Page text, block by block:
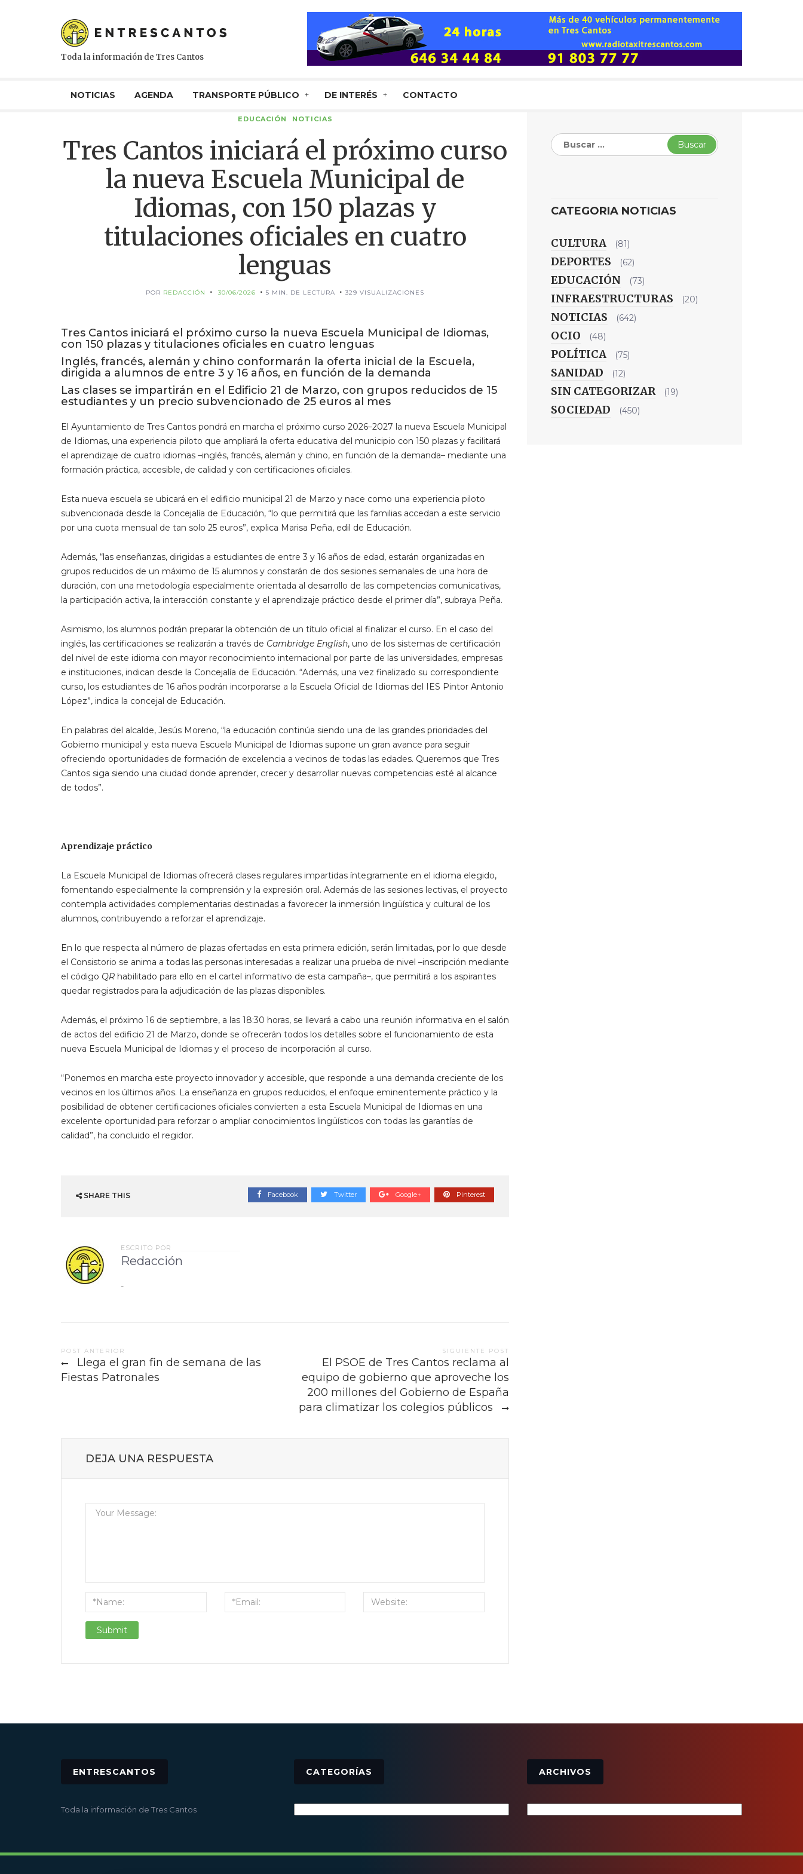
Toda la información de Tres Cantos
NOTICIAS AGENDA TRANSPORTE PÚBLICO DE INTERÉS CONTACTO
EDUCACIÓN NOTICIAS
Tres Cantos iniciará el próximo curso
la nueva Escuela Municipal de
Idiomas, con 150 plazas y
titulaciones oficiales en cuatro
lenguas
POR REDACCIÓN 30/06/2026 5 MIN. DE LECTURA 329 VISUALIZACIONES
Tres Cantos iniciará el próximo curso la nueva Escuela Municipal de Idiomas,
con 150 plazas y titulaciones oficiales en cuatro lenguas
Inglés, francés, alemán y chino conformarán la oferta inicial de la Escuela,
dirigida a alumnos de entre 3 y 16 años, en función de la demanda
Las clases se impartirán en el Edificio 21 de Marzo, con grupos reducidos de 15
estudiantes y un precio subvencionado de 25 euros al mes
El Ayuntamiento de Tres Cantos pondrá en marcha el próximo curso 2026–2027 la nueva Escuela Municipal
de Idiomas, una experiencia piloto que ampliará la oferta educativa del municipio con 150 plazas y facilitará
el aprendizaje de cuatro idiomas –inglés, francés, alemán y chino, en función de la demanda– mediante una
formación práctica, accesible, de calidad y con certificaciones oficiales.
Esta nueva escuela se ubicará en el edificio municipal 21 de Marzo y nace como una experiencia piloto
subvencionada desde la Concejalía de Educación, “lo que permitirá que las familias accedan a este servicio
por una cuota mensual de tan solo 25 euros”, explica Marisa Peña, edil de Educación.
Además, “las enseñanzas, dirigidas a estudiantes de entre 3 y 16 años de edad, estarán organizadas en
grupos reducidos de un máximo de 15 alumnos y constarán de dos sesiones semanales de una hora de
duración, con una metodología especialmente orientada al desarrollo de las competencias comunicativas,
la participación activa, la interacción constante y el aprendizaje práctico desde el primer día”, subraya Peña.
Asimismo, los alumnos podrán preparar la obtención de un título oficial al finalizar el curso. En el caso del
inglés, las certificaciones se realizarán a través de Cambridge English, uno de los sistemas de certificación
del nivel de este idioma con mayor reconocimiento internacional por parte de las universidades, empresas
e instituciones, indican desde la Concejalía de Educación. “Además, una vez finalizado su correspondiente
curso, los estudiantes de 16 años podrán incorporarse a la Escuela Oficial de Idiomas del IES Pintor Antonio
López”, indica la concejal de Educación.
En palabras del alcalde, Jesús Moreno, “la educación continúa siendo una de las grandes prioridades del
Gobierno municipal y esta nueva Escuela Municipal de Idiomas supone un gran avance para seguir
ofreciendo oportunidades de formación de excelencia a vecinos de todas las edades. Queremos que Tres
Cantos siga siendo una ciudad donde aprender, crecer y desarrollar nuevas competencias esté al alcance
de todos”.
Aprendizaje práctico
La Escuela Municipal de Idiomas ofrecerá clases regulares impartidas íntegramente en el idioma elegido,
fomentando especialmente la comprensión y la expresión oral. Además de las sesiones lectivas, el proyecto
contempla actividades complementarias destinadas a favorecer la inmersión lingüística y cultural de los
alumnos, contribuyendo a reforzar el aprendizaje.
En lo que respecta al número de plazas ofertadas en esta primera edición, serán limitadas, por lo que desde
el Consistorio se anima a todas las personas interesadas a realizar una prueba de nivel –inscripción mediante
el código QR habilitado para ello en el cartel informativo de esta campaña–, que permitirá a los aspirantes
quedar registrados para la adjudicación de las plazas disponibles.
Además, el próximo 16 de septiembre, a las 18:30 horas, se llevará a cabo una reunión informativa en el salón
de actos del edificio 21 de Marzo, donde se ofrecerán todos los detalles sobre el funcionamiento de esta
nueva Escuela Municipal de Idiomas y el proceso de incorporación al curso.
“Ponemos en marcha este proyecto innovador y accesible, que responde a una demanda creciente de los
vecinos en los últimos años. La enseñanza en grupos reducidos, el enfoque eminentemente práctico y la
posibilidad de obtener certificaciones oficiales convierten a esta Escuela Municipal de Idiomas en una
excelente oportunidad para reforzar o ampliar conocimientos lingüísticos con todas las garantías de
calidad”, ha concluido el regidor.
SHARE THIS Facebook Twitter Google+ Pinterest
ESCRITO POR
Redacción
-
Post
navigation
POST ANTERIOR
Llega el gran fin de semana de las
Fiestas Patronales
SIGUIENTE POST
El PSOE de Tres Cantos reclama al
equipo de gobierno que aproveche los
200 millones del Gobierno de España
para climatizar los colegios públicos
DEJA UNA RESPUESTA
Buscar:
CATEGORIA NOTICIAS
CULTURA (81)
DEPORTES (62)
EDUCACIÓN (73)
INFRAESTRUCTURAS (20)
NOTICIAS (642)
OCIO (48)
POLÍTICA (75)
SANIDAD (12)
SIN CATEGORIZAR (19)
SOCIEDAD (450)
ENTRESCANTOS
Toda la información de Tres Cantos
CATEGORÍAS ARCHIVOS